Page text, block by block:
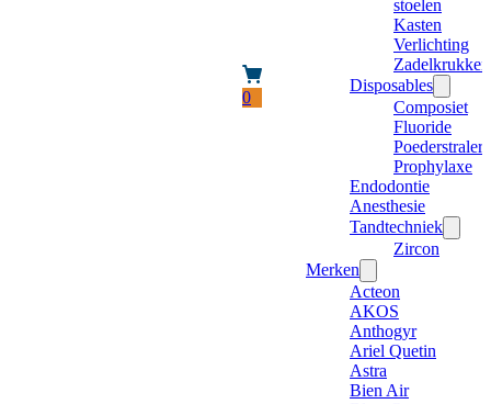
0
stoelen
Kasten
Verlichting
Zadelkrukken
Disposables
Composiet
Fluoride
Poederstraler
Prophylaxe
Endodontie
Anesthesie
Tandtechniek
Zircon
Merken
Acteon
AKOS
Anthogyr
Ariel Quetin
Astra
Bien Air